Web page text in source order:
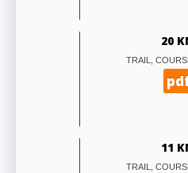
20
TRAIL,
11
TRAIL,